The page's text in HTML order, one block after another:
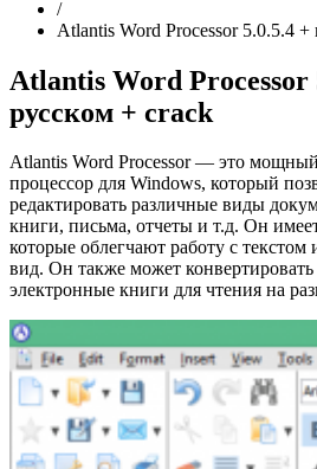
/
Atlantis Word Processor 5.0.5.4 +
Atlantis Word Processor
русском + crack
Atlantis Word Processor — это
процессор для Windows, который
редактировать различные виды
книги, письма, отчеты и т.д. Он
которые облегчают работу с
вид. Он также может
электронные книги для чтения на